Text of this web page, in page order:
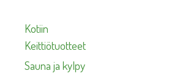
Kotiin
Keittiötuotteet
Sauna ja kylpy